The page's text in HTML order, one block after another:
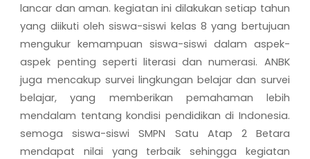
lancar dan aman. kegiatan ini dilakukan setiap tahun
yang diikuti oleh siswa-siswi kelas 8 yang bertujuan
mengukur kemampuan siswa-siswi dalam aspek-
aspek penting seperti literasi dan numerasi. ANBK
juga mencakup survei lingkungan belajar dan survei
belajar, yang memberikan pemahaman lebih
mendalam tentang kondisi pendidikan di Indonesia.
semoga siswa-siswi SMPN Satu Atap 2 Betara
mendapat nilai yang terbaik sehingga kegiatan